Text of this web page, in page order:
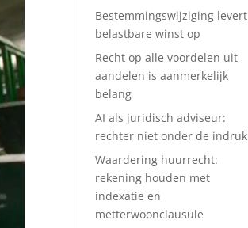
Bestemmingswijziging levert
belastbare winst op
Recht op alle voordelen uit
aandelen is aanmerkelijk
belang
AI als juridisch adviseur:
rechter niet onder de indruk
Waardering huurrecht:
rekening houden met
indexatie en
metterwoonclausule